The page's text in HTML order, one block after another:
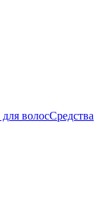
волосСредства